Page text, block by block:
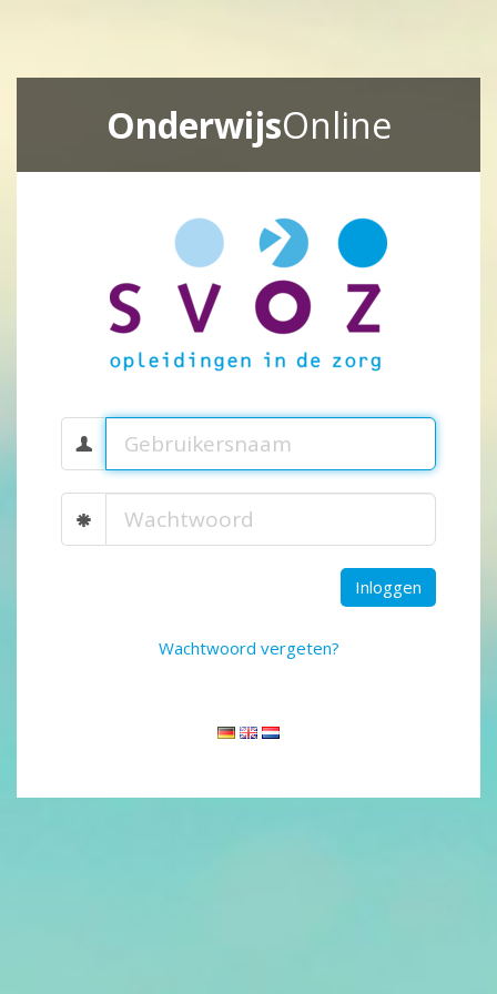
OnderwijsOnline
Inloggen
Wachtwoord vergeten?